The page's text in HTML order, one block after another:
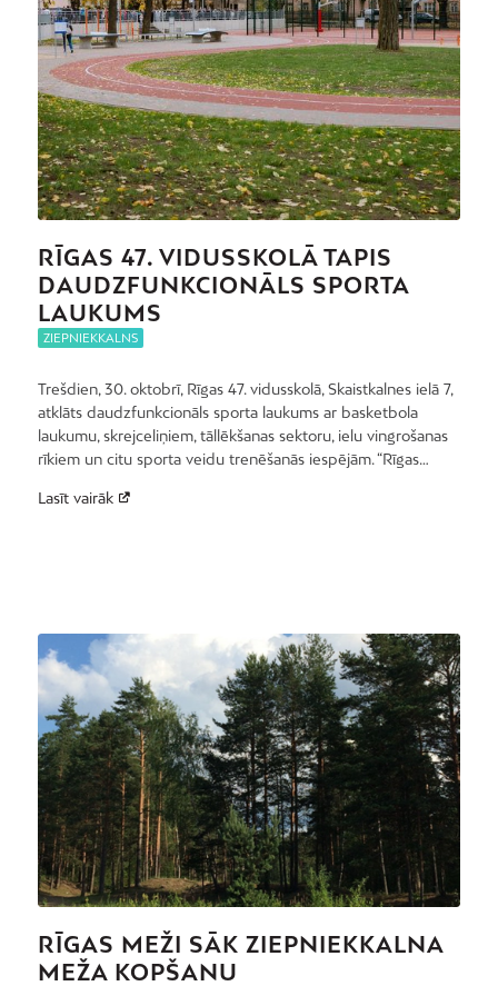
RĪGAS 47. VIDUSSKOLĀ TAPIS
DAUDZFUNKCIONĀLS SPORTA
LAUKUMS
ZIEPNIEKKALNS
Trešdien, 30. oktobrī, Rīgas 47. vidusskolā, Skaistkalnes ielā 7,
atklāts daudzfunkcionāls sporta laukums ar basketbola
laukumu, skrejceliņiem, tāllēkšanas sektoru, ielu vingrošanas
rīkiem un citu sporta veidu trenēšanās iespējām. “Rīgas…
Lasīt vairāk
RĪGAS MEŽI SĀK ZIEPNIEKKALNA
MEŽA KOPŠANU